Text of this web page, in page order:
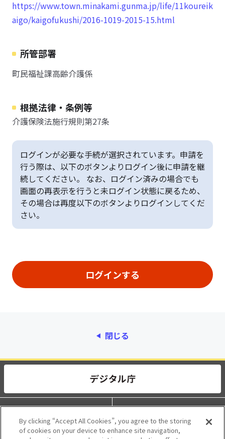
https://www.town.minakami.gunma.jp/life/11koureik
aigo/kaigofukushi/2016-1019-2015-15.html
所管部署
町民福祉課高齢介護係
根拠法律・条例等
介護保険法施行規則第27条
ログインが必要な手続が選択されています。申請を
行う際は、以下のボタンよりログイン後に申請を継
続してください。 なお、ログイン済みの場合でも
画面の再表示を行うと未ログイン状態に戻るため、
その場合は再度以下のボタンよりログインしてくだ
さい。
閉じる
動作環境 個人情報保護
利用規約 アクセシビリティ
By clicking “Accept All Cookies”, you agree to the storing
of cookies on your device to enhance site navigation,